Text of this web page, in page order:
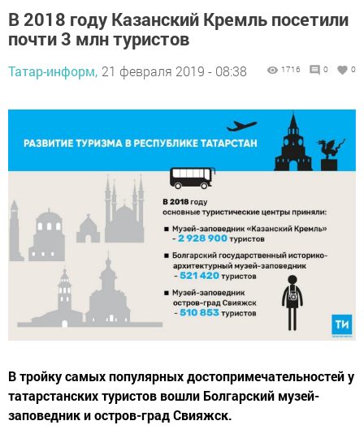
В 2018 году Казанский Кремль посетили
почти 3 млн туристов
Татар-информ, 21 февраля 2019 - 08:38 1716 0 0
В тройку самых популярных достопримечательностей у
татарстанских туристов вошли Болгарский музей-
заповедник и остров-град Свияжск.